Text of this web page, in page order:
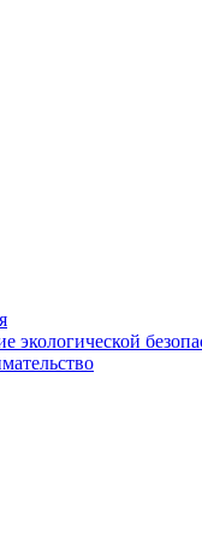
экологической